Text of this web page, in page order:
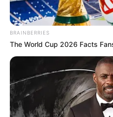
10 World Cup 2026 Facts
Should Know